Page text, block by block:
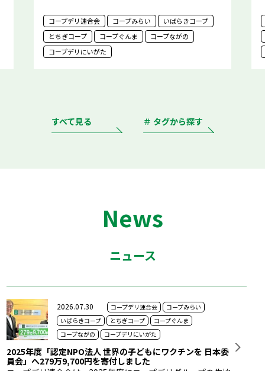
コープデリ連合会 コープみらい
いばらきコープ
とちぎコープ
コープぐんま
コープながの
コープデリにいがた
すべて見る ＃ タグから探す
News
ニュース
2026.07.30 コープデリ連合会
コープみらい
いばらきコープ
とちぎコープ
コープぐんま
コープながの
コープデリにいがた
2025年度「認定NPO法人 世界の子どもにワクチンを 日本委
員会」へ279万9,700円を寄付しました